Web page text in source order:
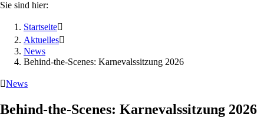
Sie sind hier:
Startseite
Aktuelles
News
Behind-the-Scenes: Karnevalssitzung 2026
News
Behind-the-Scenes: Karnevalssitzung 2026